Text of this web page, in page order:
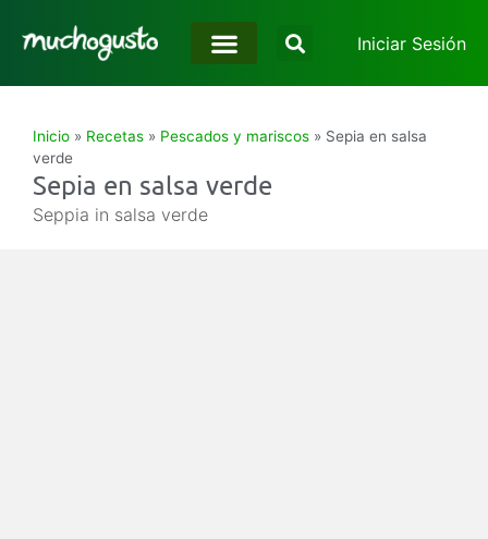
Iniciar Sesión
Inicio » Recetas » Pescados y mariscos » Sepia en salsa
verde
Sepia en salsa verde
Seppia in salsa verde